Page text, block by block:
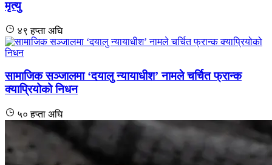
मृत्यु
४९ हप्ता अघि
सामाजिक सञ्जालमा ‘दयालु न्यायाधीश’ नामले चर्चित फ्रान्क
क्याप्रियोको निधन
५० हप्ता अघि